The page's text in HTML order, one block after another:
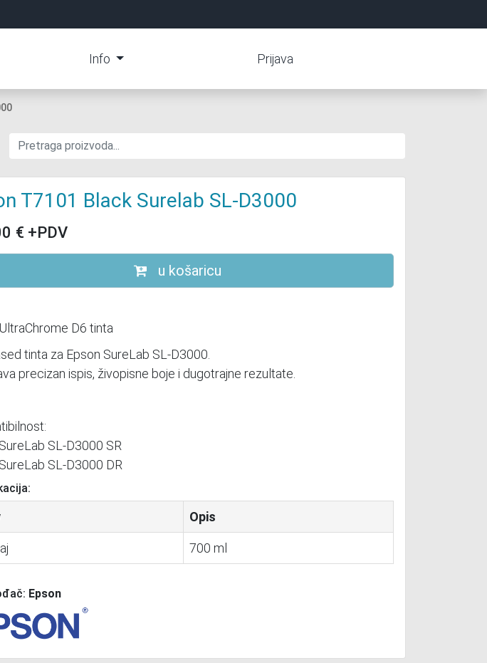
Info Prijava
T7101 Black Surelab SL-D3000
€ +PDV
u košaricu
D6 tinta
tinta za Epson SureLab SL‑D3000.
precizan ispis, živopisne boje i dugotrajne rezultate.
SL‑D3000 SR
SL‑D3000 DR
Opis
700 ml
Epson